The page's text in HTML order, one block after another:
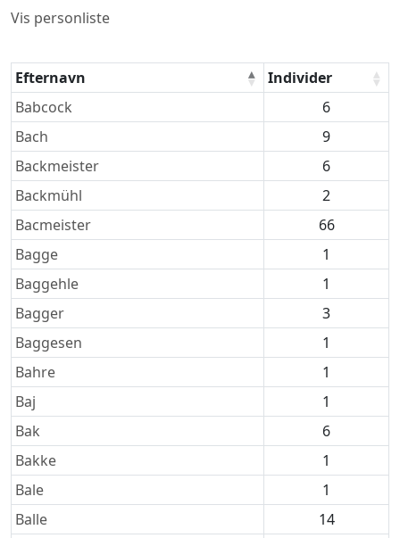
Vis personliste
Efternavne
Efternavn
Individer
Babcock
6
Bach
9
Backmeister
6
Backmühl
2
Bacmeister
66
Bagge
1
Baggehle
1
Bagger
3
Baggesen
1
Bahre
1
Baj
1
Bak
6
Bakke
1
Bale
1
Balle
14